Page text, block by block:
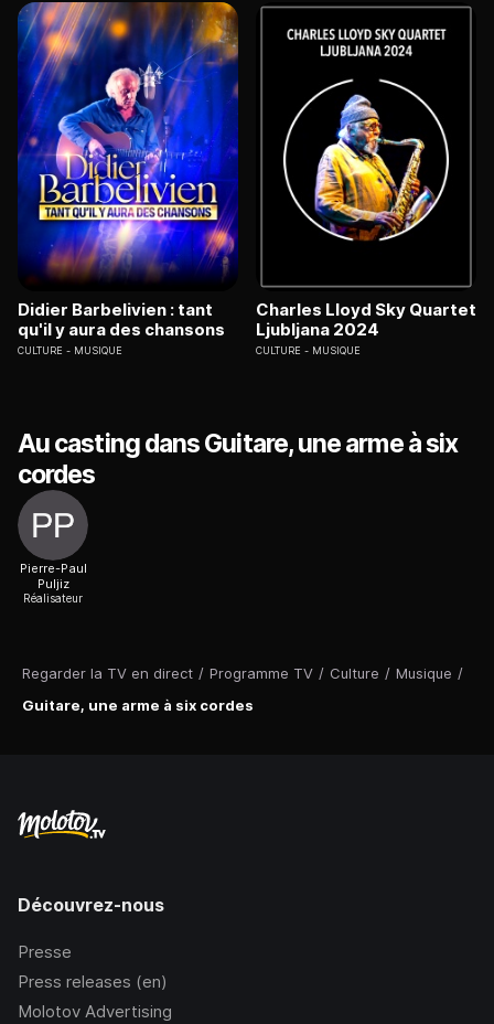
Regarder la TV en direct / Programme TV / Culture / Musique /
Guitare, une arme à six cordes
Didier Barbelivien : tant
qu'il y aura des chansons
CULTURE MUSIQUE
Charles Lloyd Sky Quartet
Ljubljana 2024
CULTURE MUSIQUE
Au casting dans Guitare, une arme à six
cordes
Pierre-Paul
Puljiz
Réalisateur
Découvrez-nous
Presse
Press releases (en)
Molotov Advertising